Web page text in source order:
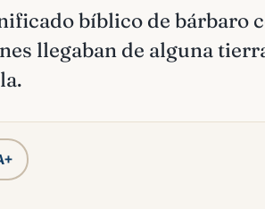
bíblico de bárbaro
llegaban de alguna